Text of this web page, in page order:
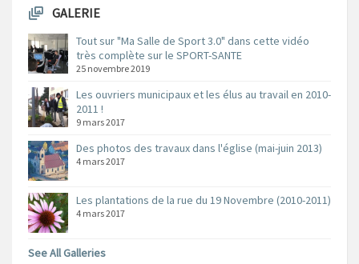
GALERIE
Tout sur "Ma Salle de Sport 3.0" dans cette vidéo
très complète sur le SPORT-SANTE
25 novembre 2019
Les ouvriers municipaux et les élus au travail en 2010-
2011 !
9 mars 2017
Des photos des travaux dans l'église (mai-juin 2013)
4 mars 2017
Les plantations de la rue du 19 Novembre (2010-2011)
4 mars 2017
See All Galleries